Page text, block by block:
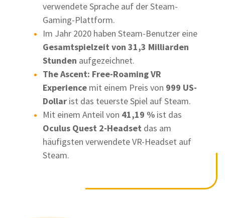
verwendete Sprache auf der Steam-
Gaming-Plattform.
Im Jahr 2020 haben Steam-Benutzer eine
Gesamtspielzeit von 31,3 Milliarden
Stunden aufgezeichnet.
The Ascent: Free-Roaming VR
Experience mit einem Preis von 999 US-
Dollar ist das teuerste Spiel auf Steam.
Mit einem Anteil von 41,19 % ist das
Oculus Quest 2-Headset das am
häufigsten verwendete VR-Headset auf
Steam.